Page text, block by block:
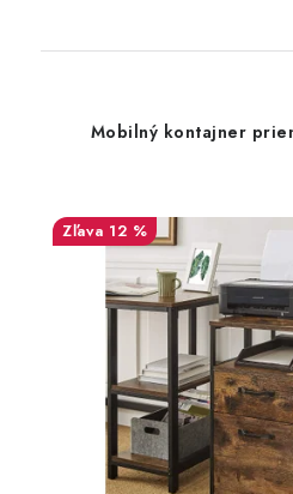
Mobilný kontajner
12 %